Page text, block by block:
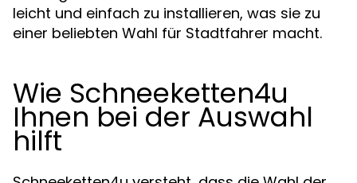
leicht und einfach zu installieren, was sie zu
einer beliebten Wahl für Stadtfahrer macht.
Wie Schneeketten4u
Ihnen bei der Auswahl
hilft